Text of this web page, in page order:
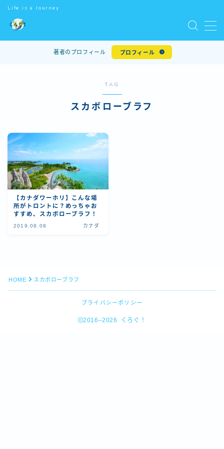
Life is a Journey
ワーキングホリデー
世界のマクドナルド
お問い合わせ
著者のプロフィール プロフィール
TAG
スカボローブラフ
【カナダワーホリ】こんな場
所がトロントに？めっちゃお
すすめ、スカボローブラフ！
2019.08.08 カナダ
HOME スカボローブラフ
プライバシーポリシー
2016–2026 くろぐ！